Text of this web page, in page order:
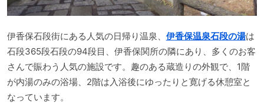
伊香保石段街にある人気の日帰り温泉、 伊香保温泉石段の湯は
石段365段石段の94段目、伊香保関所の隣にあり、多くのお客
さんで賑わう人気の施設です。趣のある蔵造りの外観で、1階
が内湯のみの浴場、2階は入浴後にゆったりと寛げる休憩室と
なっています。